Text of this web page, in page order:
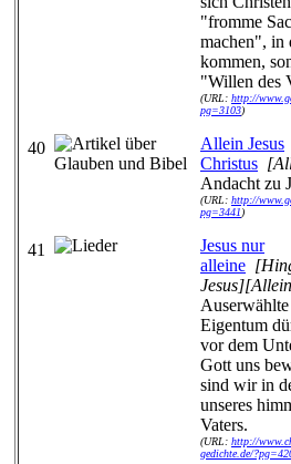
"fromme
machen", in
kommen,
"Willen des
(URL: http://
pg=3103)
40
Allein Jesus
Christus
Andacht zu
(URL: http://
pg=3441)
41
Jesus nur
alleine
Eigentum
vor dem
Gott uns
sind wir in
unseres
Vaters.
(URL: http://
gedichte.de/